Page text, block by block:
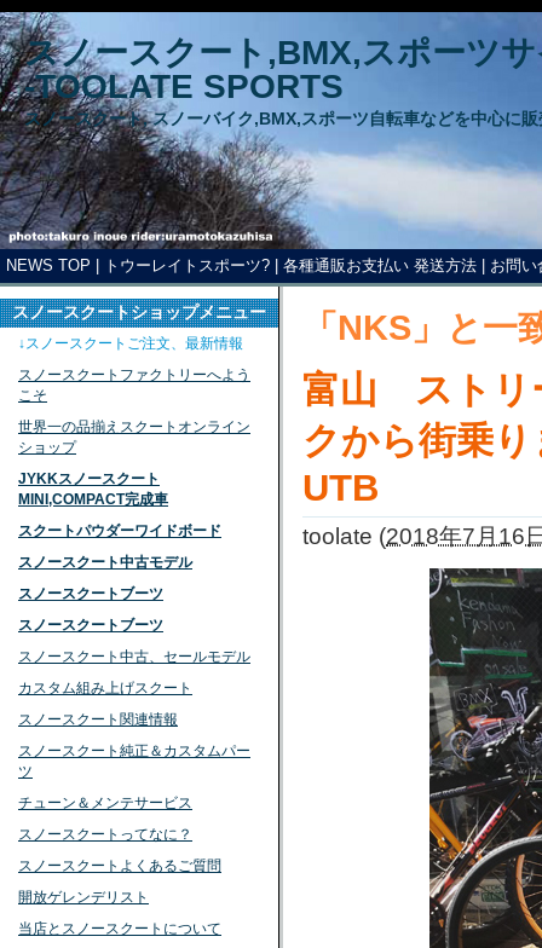
スノースクート,BMX,スポーツ
-TOOLATE SPORTS
スノースクート, スノーバイク,BMX,スポーツ自転車などを中心に
NEWS TOP トウーレイトスポーツ? 各種通販お支払い 発送方法 お問い
「NKS」と一
富山 ストリ
クから街乗
UTB
toolate (2018年7月16
スノースクートショップメニュー
↓スノースクートご注文、最新情報
スノースクートファクトリーへよう
こそ
世界一の品揃えスクートオンライン
ショップ
JYKKスノースクート
MINI,COMPACT完成車
スクートパウダーワイドボード
スノースクート中古モデル
スノースクートブーツ
スノースクートブーツ
スノースクート中古、セールモデル
カスタム組み上げスクート
スノースクート関連情報
スノースクート純正＆カスタムパー
ツ
チューン＆メンテサービス
スノースクートってなに？
スノースクートよくあるご質問
開放ゲレンデリスト
当店とスノースクートについて